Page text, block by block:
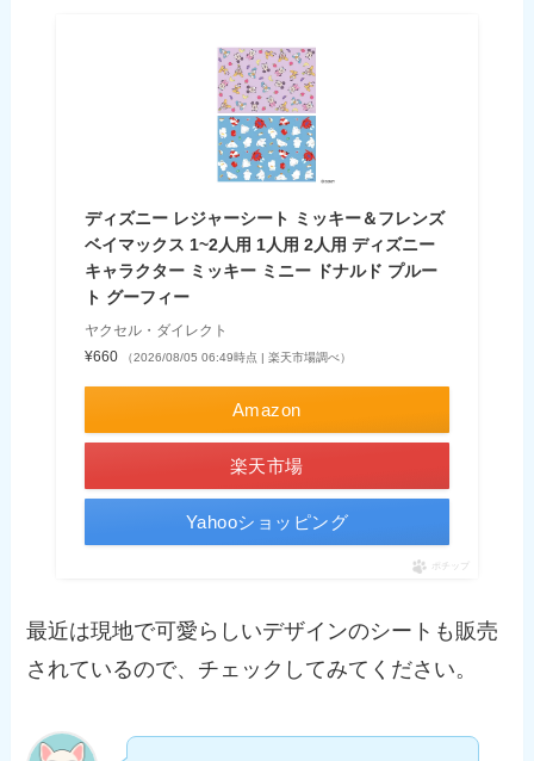
ディズニー レジャーシート ミッキー＆フレンズ
ベイマックス 1~2人用 1人用 2人用 ディズニー
キャラクター ミッキー ミニー ドナルド プルー
ト グーフィー
ヤクセル・ダイレクト
¥660
（2026/08/05 06:49時点 | 楽天市場調べ）
Amazon
楽天市場
Yahooショッピング
ポチップ
最近は現地で可愛らしいデザインのシートも販売
されているので、チェックしてみてください。